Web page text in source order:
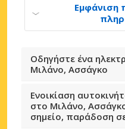
Εμφάνιση
Οδηγήστε ένα
Μιλάνο, Ασσάγκο
Ενοικίαση
στο Μιλάνο,
σημείο, παράδοση